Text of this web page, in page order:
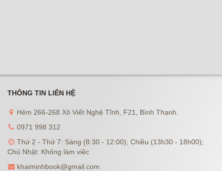
THÔNG TIN LIÊN HỆ
Hẻm 266-268 Xô Viết Nghệ Tĩnh, F21, Bình Thạnh.
0971 998 312
Thứ 2 - Thứ 7: Sáng (8:30 - 12:00); Chiều (13h30 - 18h00);
Chủ Nhật: Không làm việc
khaiminhbook@gmail.com